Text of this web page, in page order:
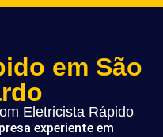
em São
Eletricista Rápido
experiente em